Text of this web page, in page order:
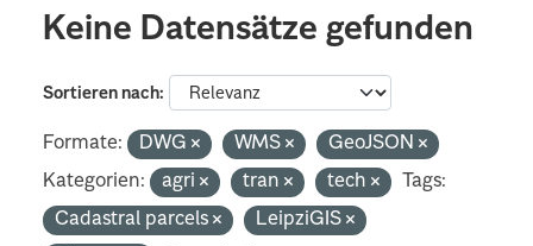
Keine Datensätze gefunden
Sortieren nach
Formate: DWG WMS
GeoJSON
Kategorien:
agri tran tech
Tags:
Cadastral parcels
LeipziGIS